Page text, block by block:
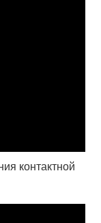
контактной